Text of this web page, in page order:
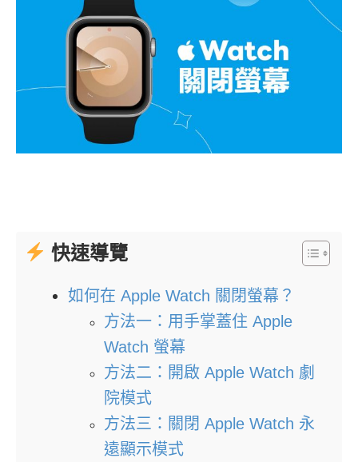
快速導覽
如何在 Apple Watch 關閉螢幕？
方法一：用手掌蓋住 Apple
Watch 螢幕
方法二：開啟 Apple Watch 劇
院模式
方法三：關閉 Apple Watch 永
遠顯示模式